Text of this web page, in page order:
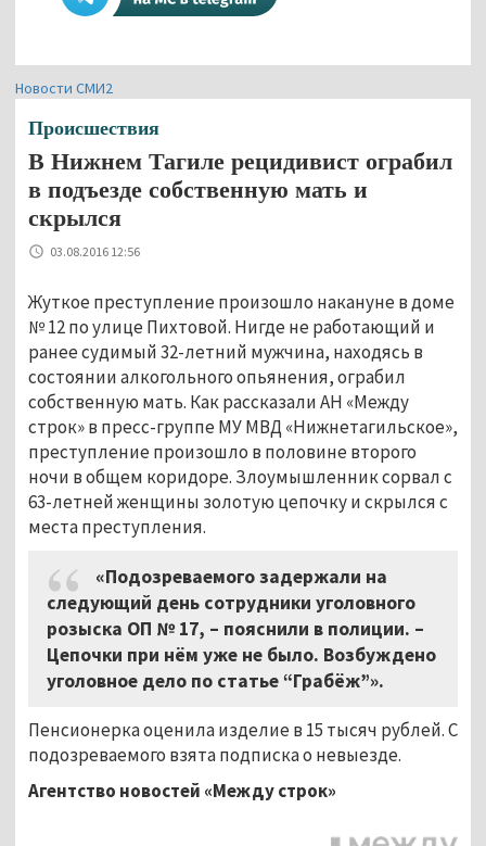
Новости СМИ2
Происшествия
В Нижнем Тагиле рецидивист ограбил
в подъезде собственную мать и
скрылся
03.08.2016 12:56
Жуткое преступление произошло накануне в доме
№ 12 по улице Пихтовой. Нигде не работающий и
ранее судимый 32-летний мужчина, находясь в
состоянии алкогольного опьянения, ограбил
собственную мать. Как рассказали АН «Между
строк» в пресс-группе МУ МВД «Нижнетагильское»,
преступление произошло в половине второго
ночи в общем коридоре. Злоумышленник сорвал с
63-летней женщины золотую цепочку и скрылся с
места преступления.
«Подозреваемого задержали на
следующий день сотрудники уголовного
розыска ОП № 17, – пояснили в полиции. –
Цепочки при нём уже не было. Возбуждено
уголовное дело по статье “Грабёж”».
Пенсионерка оценила изделие в 15 тысяч рублей. С
подозреваемого взята подписка о невыезде.
Агентство новостей «Между строк»